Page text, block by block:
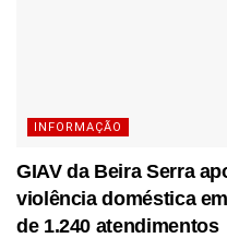
INFORMAÇÃO
GIAV da Beira Serra
violência doméstica
de 1.240 atendimentos